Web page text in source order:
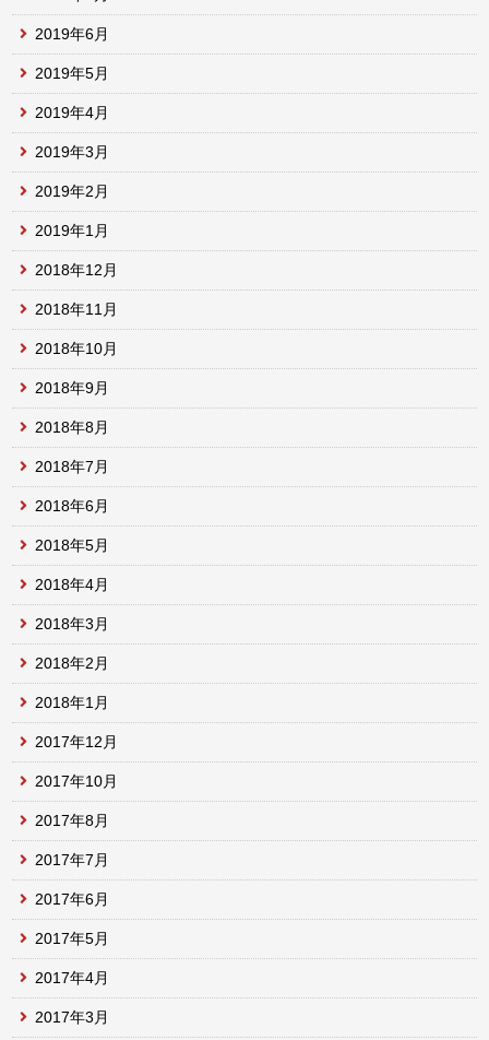
2019年6月
2019年5月
2019年4月
2019年3月
2019年2月
2019年1月
2018年12月
2018年11月
2018年10月
2018年9月
2018年8月
2018年7月
2018年6月
2018年5月
2018年4月
2018年3月
2018年2月
2018年1月
2017年12月
2017年10月
2017年8月
2017年7月
2017年6月
2017年5月
2017年4月
2017年3月